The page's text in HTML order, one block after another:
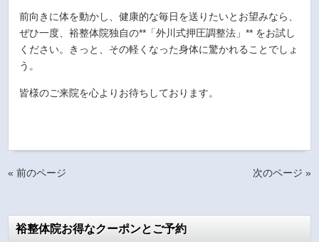
前向きに体を動かし、健康的な毎日を送りたいとお望みなら、
ぜひ一度、裕整体院独自の**「外川式押圧調整法」** をお試し
ください。きっと、その軽くなった身体に驚かれることでしょ
う。
皆様のご来院を心よりお待ちしております。
« 前のページ 次のページ »
裕整体院お得なクーポンとご予約